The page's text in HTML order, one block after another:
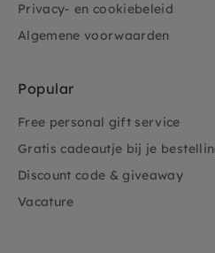
Privacy- en cookiebeleid
Algemene voorwaarden
Popular
Free personal gift service
Gratis cadeautje bij je
Discount code & giveaway
Vacature